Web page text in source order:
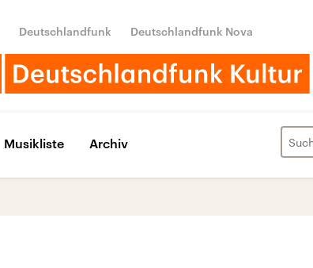
Deutschlandfunk Deutschlandfunk Nova
Musikliste Archiv